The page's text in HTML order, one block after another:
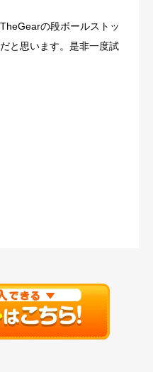
の段ボールストッ
と思います。是非一度試